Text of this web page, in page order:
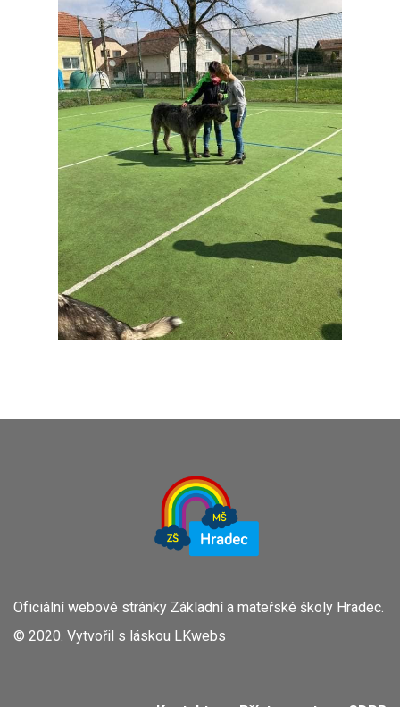
Oficiální webové stránky Základní a mateřské školy Hradec.
© 2020. Vytvořil s láskou LKwebs